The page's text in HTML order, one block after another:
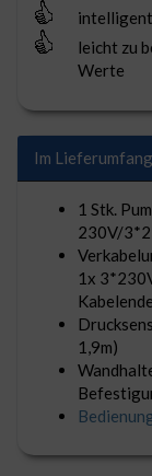
leicht zu
Werte
Im
1 Stk.
230V/
1x
1,9m)